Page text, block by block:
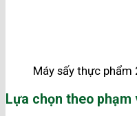
Máy sấy thực phẩm
Lựa chọn theo